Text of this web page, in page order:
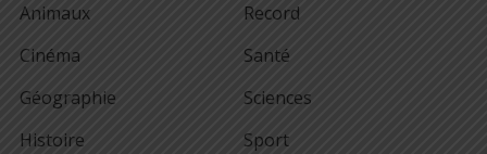
Animaux
Cinéma
Géographie
Histoire
Record
Santé
Sciences
Sport